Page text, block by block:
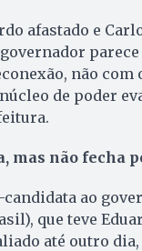
afastado e
não com
de poder
mas não fecha
candidata ao
que teve
até outro dia,